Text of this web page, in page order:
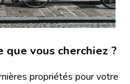
que vous cherchiez ?
propriétés pour votre